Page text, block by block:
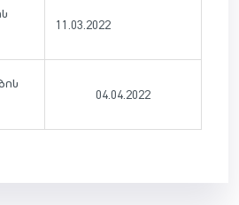
11.03.2022
04.04.2022